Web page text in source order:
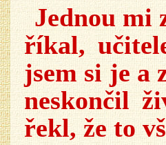
Jednou mi
říkal,
jsem si je a
neskončil
řekl, že to